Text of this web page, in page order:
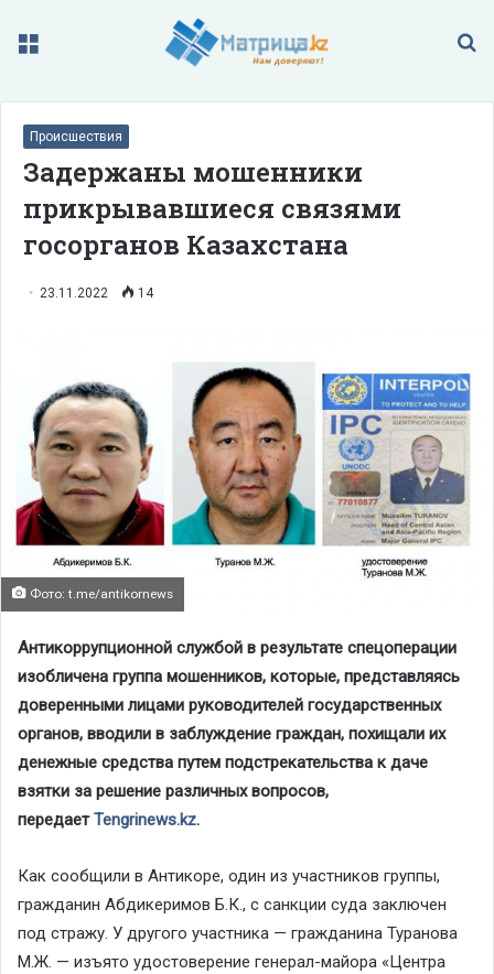
Меню
Происшествия
Задержаны мошенники
прикрывавшиеся связями
госорганов Казахстана
23.11.2022 14
Фото: t.me/antikornews
Антикоррупционной службой в результате спецоперации
изобличена группа мошенников, которые, представляясь
доверенными лицами руководителей государственных
органов, вводили в заблуждение граждан, похищали их
денежные средства путем подстрекательства к даче
взятки за решение различных вопросов,
передаетTengrinews.kz.
Как сообщили в Антикоре, один из участников группы,
гражданин Абдикеримов Б.К., с санкции суда заключен
под стражу. У другого участника — гражданина Туранова
М.Ж. — изъято удостоверение генерал-майора «Центра